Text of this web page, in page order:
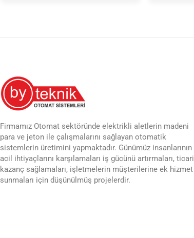
Firmamız Otomat sektöründe elektrikli aletlerin madeni
para ve jeton ile çalışmalarını sağlayan otomatik
sistemlerin üretimini yapmaktadır. Günümüz insanlarının
acil ihtiyaçlarını karşılamaları iş gücünü artırmaları, ticari
kazanç sağlamaları, işletmelerin müşterilerine ek hizmet
sunmaları için düşünülmüş projelerdir.